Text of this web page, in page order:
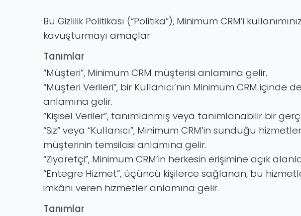
Bu Gizlilik Politikası (“Politika”), Minimum CRM’i
kavuşturmayı amaçlar.
Tanımlar
“Müşteri”, Minimum CRM müşterisi anlamına gelir.
“Müşteri Verileri”, bir Kullanıcı’nın Minimum CRM
anlamına gelir.
“Kişisel Veriler”, tanımlanmış veya tanımlanabilir bir
“Siz” veya “Kullanıcı”, Minimum CRM’in sunduğu
müşterinin temsilcisi anlamına gelir.
“Ziyaretçi”, Minimum CRM’in herkesin erişimine açık
“Entegre Hizmet”, üçüncü kişilerce sağlanan, bu
imkânı veren hizmetler anlamına gelir.
Tanımlar